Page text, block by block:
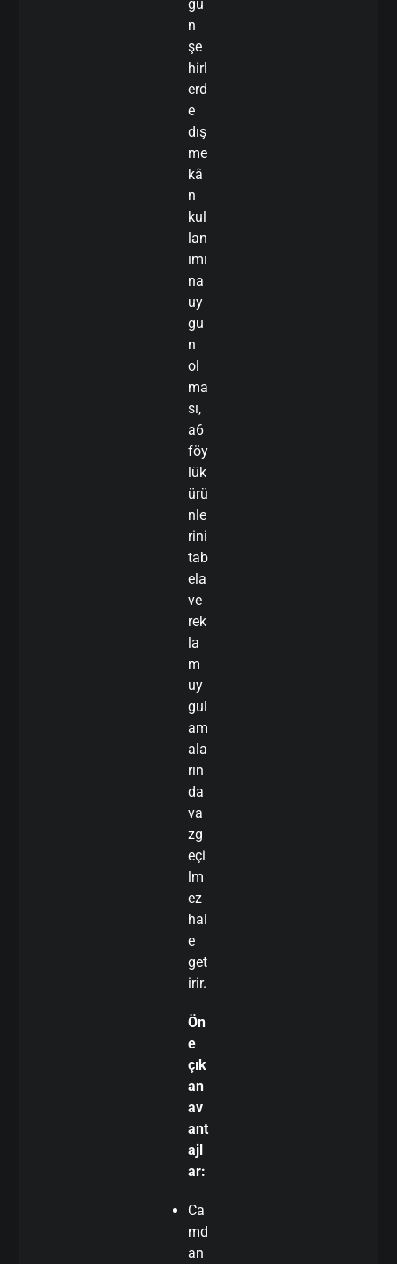
ğu
n
şe
hirl
erd
e
dış
me
kâ
n
kul
lan
ımı
na
uy
gu
n
ol
ma
sı,
a6
föy
lük
ürü
nle
rini
tab
ela
ve
rek
la
m
uy
gul
am
ala
rın
da
va
zg
eçi
lm
ez
hal
e
get
irir.
Ön
e
çık
an
av
ant
ajl
ar:
Ca
md
an